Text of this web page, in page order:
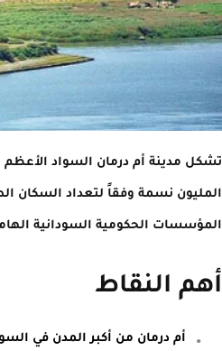
تشكل مدينة أم درمان السواد الأعظم
المليون نسمة وفقاً لتعداد السكان
المؤسسات الحكومية السودانية
أهم النقاط
أم درمان من أكبر المدن في